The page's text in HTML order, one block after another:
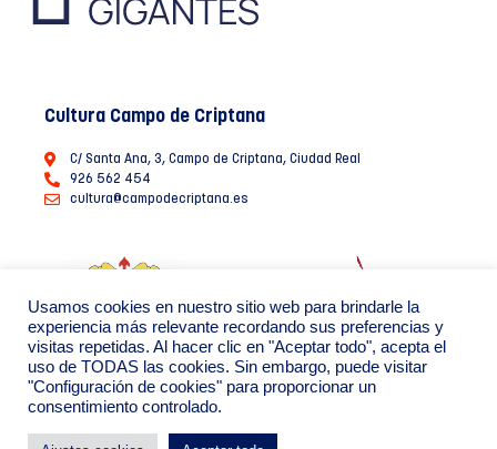
Cultura Campo de Criptana
C/ Santa Ana, 3, Campo de Criptana, Ciudad Real
926 562 454
cultura@campodecriptana.es
Ayuntamiento de Campo de Criptana 2022
Política de Privacidad de datos Política de Cookies
Usamos cookies en nuestro sitio web para brindarle la
experiencia más relevante recordando sus preferencias y
visitas repetidas. Al hacer clic en "Aceptar todo", acepta el
uso de TODAS las cookies. Sin embargo, puede visitar
"Configuración de cookies" para proporcionar un
consentimiento controlado.